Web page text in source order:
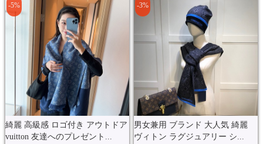
綺麗 高級感 ロゴ付き アウトドア
vuitton 友達へのプレゼント...
-5%
男女兼用 ブランド 大人気 綺麗
ヴィトン ラグジュアリー シ...
-3%